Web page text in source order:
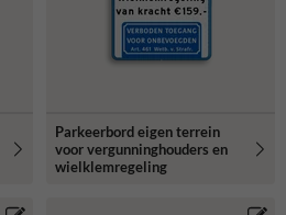
Parkeerbord eigen terrein
voor vergunninghouders en
wielklemregeling